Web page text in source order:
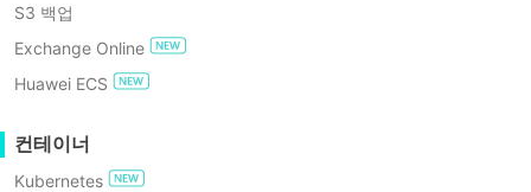
S3 백업
Exchange Online
Huawei ECS
컨테이너
Kubernetes
에
서
스
크
EFI 디스크란 무엇인가
요?